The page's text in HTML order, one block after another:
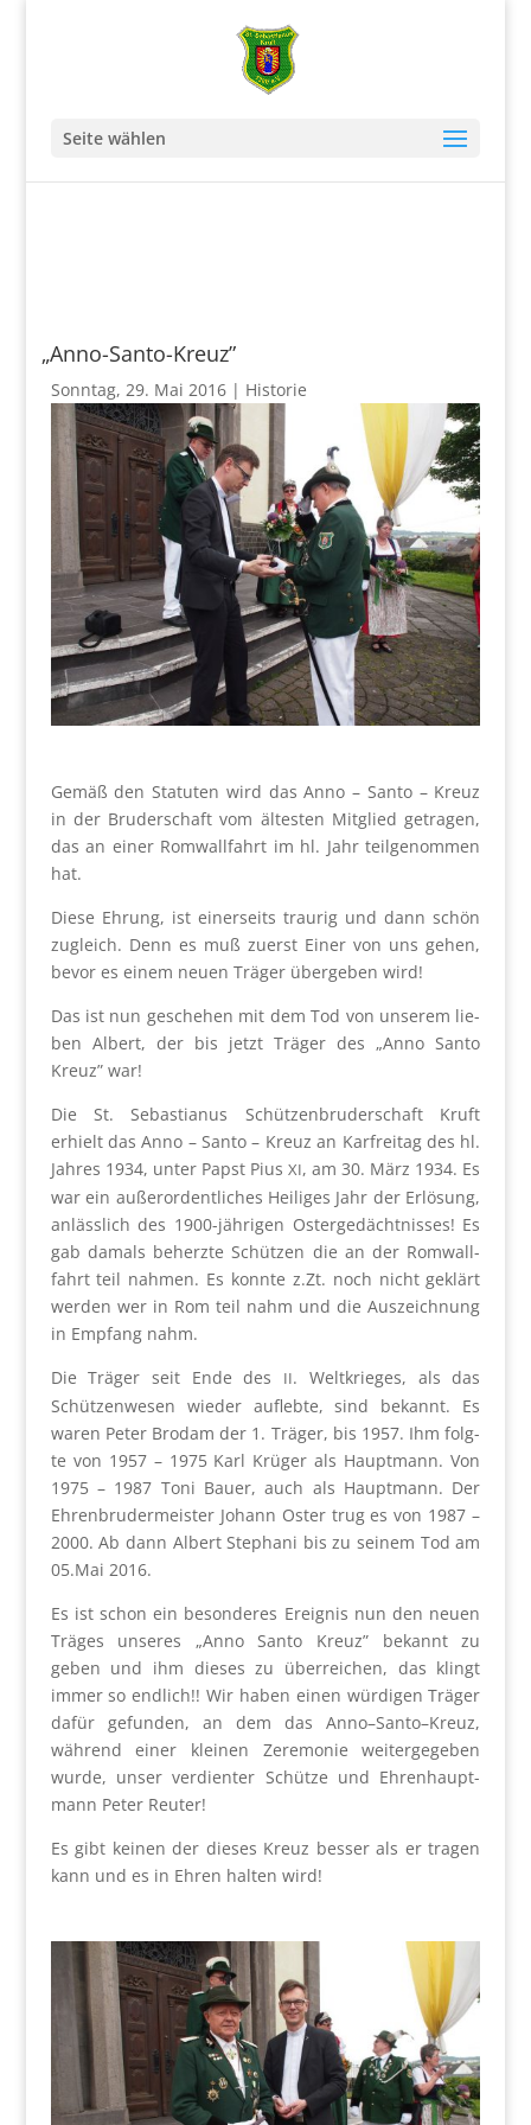
Seite wählen
„Anno-San­­to-Kreuz”
Sonn­tag, 29. Mai 2016| His­to­rie
Gemäß den Sta­tu­ten wird das Anno – San­to – Kreuz
in der Bru­der­schaft vom ältes­ten Mit­glied getra­gen,
das an einer Rom­wall­fahrt im hl. Jahr teil­ge­nom­men
hat.
Die­se Ehrung, ist einer­seits trau­rig und dann schön
zugleich. Denn es muß zuerst Einer von uns gehen,
bevor es einem neu­en Trä­ger über­ge­ben wird!
Das ist nun gesche­hen mit dem Tod von unse­rem lie­
ben Albert, der bis jetzt Trä­ger des „Anno San­to
Kreuz” war!
Die St. Sebas­tia­nus Schüt­zen­bru­der­schaft Kruft
erhielt das Anno – San­to – Kreuz an Kar­frei­tag des hl.
Jah­res 1934, unter Papst Pius XI, am 30. März 1934. Es
war ein außer­or­dent­li­ches Hei­li­ges Jahr der Erlö­sung,
anläss­lich des 1900-jäh­ri­gen Oster­ge­dächt­nis­ses! Es
gab damals beherz­te Schüt­zen die an der Rom­wall­
fahrt teil nah­men. Es konn­te z.Zt. noch nicht geklärt
wer­den wer in Rom teil nahm und die Aus­zeich­nung
in Emp­fang nahm.
Die Trä­ger seit Ende des
II. Welt­krie­ges, als das
Schüt­zen­we­sen wie­der auf­leb­te, sind bekannt. Es
waren Peter Bro­dam der 1. Trä­ger, bis 1957. Ihm folg­
te von 1957 – 1975 Karl Krü­ger als Haupt­mann. Von
1975 – 1987 Toni Bau­er, auch als Haupt­mann. Der
Ehren­bru­der­meis­ter Johann Oster trug es von 1987 –
2000. Ab dann Albert Ste­pha­ni bis zu sei­nem Tod am
05.Mai 2016.
Es ist schon ein beson­de­res Ereig­nis nun den neu­en
Trä­ges unse­res „Anno San­to Kreuz” bekannt zu
geben und ihm die­ses zu über­rei­chen, das klingt
immer so end­lich!! Wir haben einen wür­di­gen Trä­ger
dafür gefun­den, an dem das Anno–Santo–Kreuz,
wäh­rend einer klei­nen Zere­mo­nie wei­ter­ge­ge­ben
wur­de, unser ver­dien­ter Schüt­ze und Ehren­haupt­
mann Peter Reu­ter!
Es gibt kei­nen der die­ses Kreuz bes­ser als er tra­gen
kann und es in Ehren hal­ten wird!